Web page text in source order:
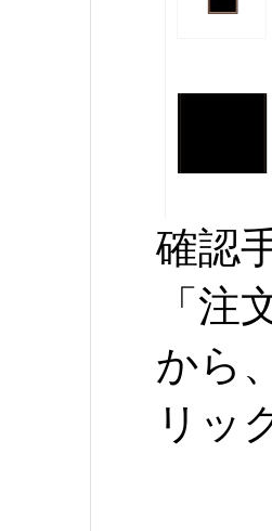
確認
「
から
リッ